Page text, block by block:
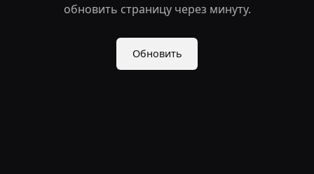
обновить страницу через минуту.
Обновить